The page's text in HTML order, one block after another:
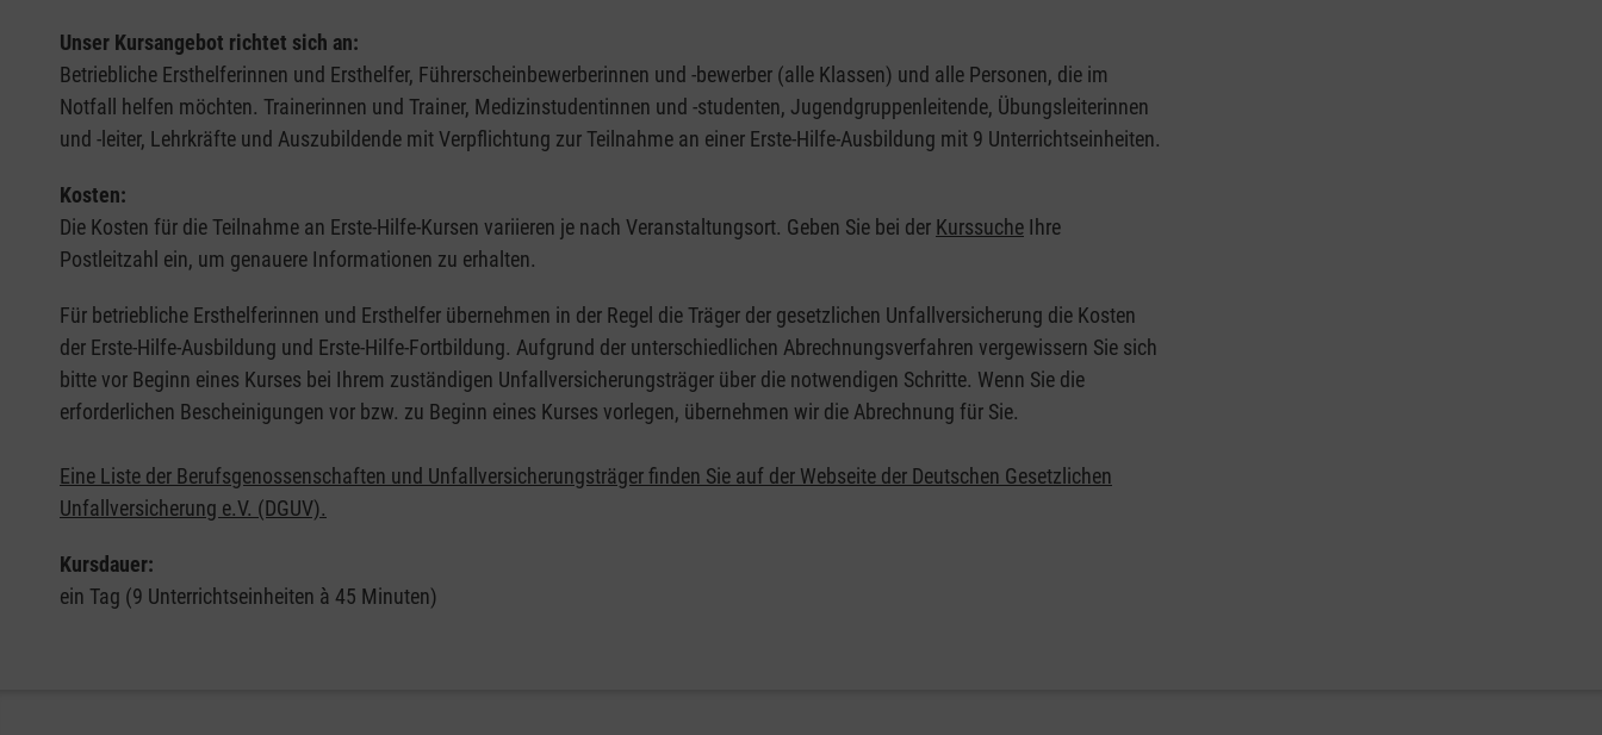
Unser Kursangebot richtet sich an:
Betriebliche Ersthelferinnen und Ersthelfer, Führerscheinbewerberinnen und -bewerber (alle Klassen) und alle Personen, die im
Notfall helfen möchten. Trainerinnen und Trainer, Medizinstudentinnen und -studenten, Jugendgruppenleitende, Übungsleiterinnen
und -leiter, Lehrkräfte und Auszubildende mit Verpflichtung zur Teilnahme an einer Erste-Hilfe-Ausbildung mit 9 Unterrichtseinheiten.
Kosten:
Die Kosten für die Teilnahme an Erste-Hilfe-Kursen variieren je nach Veranstaltungsort. Geben Sie bei der Kurssuche Ihre
Postleitzahl ein, um genauere Informationen zu erhalten.
Für betriebliche Ersthelferinnen und Ersthelfer übernehmen in der Regel die Träger der gesetzlichen Unfallversicherung die Kosten
der Erste-Hilfe-Ausbildung und Erste-Hilfe-Fortbildung. Aufgrund der unterschiedlichen Abrechnungsverfahren vergewissern Sie sich
bitte vor Beginn eines Kurses bei Ihrem zuständigen Unfallversicherungsträger über die notwendigen Schritte. Wenn Sie die
erforderlichen Bescheinigungen vor bzw. zu Beginn eines Kurses vorlegen, übernehmen wir die Abrechnung für Sie.
Eine Liste der Berufsgenossenschaften und Unfallversicherungsträger finden Sie auf der Webseite der Deutschen Gesetzlichen
Unfallversicherung e.V. (DGUV).
Kursdauer:
ein Tag (9 Unterrichtseinheiten à 45 Minuten)